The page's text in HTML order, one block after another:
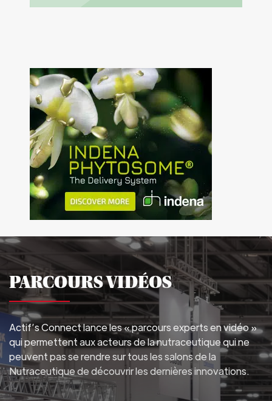
PARCOURS VIDÉOS
Actif’s Connect lance les « parcours experts en vidéo »
qui permettent aux acteurs de la nutraceutique qui ne
peuvent pas se rendre sur tous les salons de la
Nutraceutique de découvrir les dernières innovations.